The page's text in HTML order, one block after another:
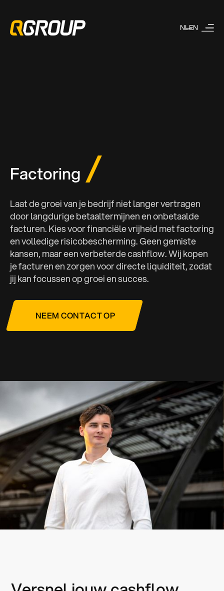
NLEN
Factoring
Laat de groei van je bedrijf niet langer vertragen
door langdurige betaaltermijnen en onbetaalde
facturen. Kies voor financiële vrijheid met factoring
en volledige risicobescherming. Geen gemiste
kansen, maar een verbeterde cashflow. Wij kopen
je facturen en zorgen voor directe liquiditeit, zodat
jij kan focussen op groei en succes.
NEEM CONTACT OP